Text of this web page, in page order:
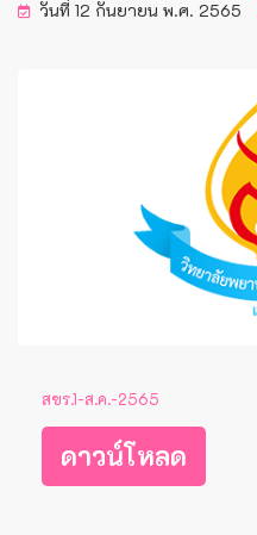
วันที่ 12 กันยายน พ.ศ. 2565
สขร.1-ส.ค.-2565
ดาวน์โหลด